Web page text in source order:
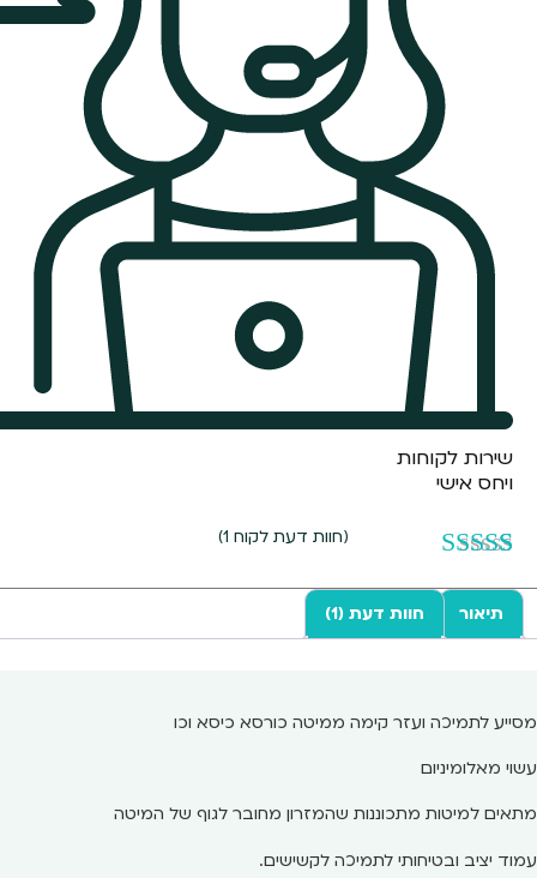
שירות לקוחות
ויחס אישי
מדורג5.00
מתוך 5
מבוסס על
1
(חוות דעת לקוח 1
)
תיאור חוות דעת (1)
מסייע לתמיכה ועזר קימה ממיטה כורסא כיסא וכו
עשוי מאלומיניום
מתאים למיטות מתכוננות שהמזרון מחובר לגוף של המיטה
עמוד יציב ובטיחותי לתמיכה לקשישים.